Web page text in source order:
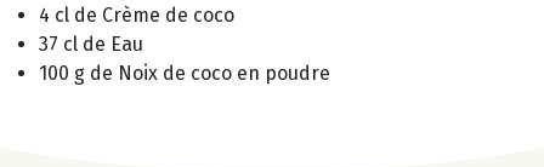
4 cl de Crème de coco
37 cl de Eau
100 g de Noix de coco en poudre